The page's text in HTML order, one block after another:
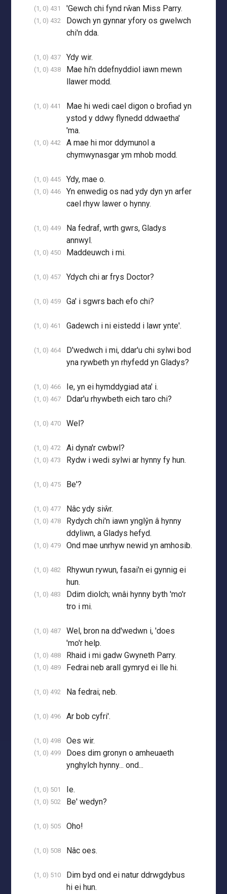
(1, 0) 431 'Gewch chi fynd rŵan Miss Parry.
(1, 0) 432
Dowch yn gynnar yfory os gwelwch
chi'n dda.
(1, 0) 437 Ydy wir.
(1, 0) 438
Mae hi'n ddefnyddiol iawn mewn
llawer modd.
(1, 0) 441
Mae hi wedi cael digon o brofiad yn
ystod y ddwy flynedd ddwaetha'
'ma.
(1, 0) 442
A mae hi mor ddymunol a
chymwynasgar ym mhob modd.
(1, 0) 445 Ydy, mae o.
(1, 0) 446
Yn enwedig os nad ydy dyn yn arfer
cael rhyw lawer o hynny.
(1, 0) 449
Na fedraf, wrth gwrs, Gladys
annwyl.
(1, 0) 450 Maddeuwch i mi.
(1, 0) 457 Ydych chi ar frys Doctor?
(1, 0) 459 Ga' i sgwrs bach efo chi?
(1, 0) 461 Gadewch i ni eistedd i lawr ynte'.
(1, 0) 464
D'wedwch i mi, ddar'u chi sylwi bod
yna rywbeth yn rhyfedd yn Gladys?
(1, 0) 466 Ie, yn ei hymddygiad ata' i.
(1, 0) 467 Ddar'u rhywbeth eich taro chi?
(1, 0) 470 Wel?
(1, 0) 472 Ai dyna'r cwbwl?
(1, 0) 473 Rydw i wedi sylwi ar hynny fy hun.
(1, 0) 475 Be'?
(1, 0) 477 Nâc ydy siŵr.
(1, 0) 478
Rydych chi'n iawn ynglŷn â hynny
ddyliwn, a Gladys hefyd.
(1, 0) 479 Ond mae unrhyw newid yn amhosib.
(1, 0) 482
Rhywun rywun, fasai'n ei gynnig ei
hun.
(1, 0) 483
Ddim diolch; wnâi hynny byth 'mo'r
tro i mi.
(1, 0) 487
Wel, bron na dd'wedwn i, 'does
'mo'r help.
(1, 0) 488 Rhaid i mi gadw Gwyneth Parry.
(1, 0) 489 Fedrai neb arall gymryd ei lle hi.
(1, 0) 492 Na fedrai; neb.
(1, 0) 496 Ar bob cyfri'.
(1, 0) 498 Oes wir.
(1, 0) 499
Does dim gronyn o amheuaeth
ynghylch hynny... ond...
(1, 0) 501 Ie.
(1, 0) 502 Be' wedyn?
(1, 0) 505 Oho!
(1, 0) 508 Nâc oes.
(1, 0) 510
Dim byd ond ei natur ddrwgdybus
hi ei hun.